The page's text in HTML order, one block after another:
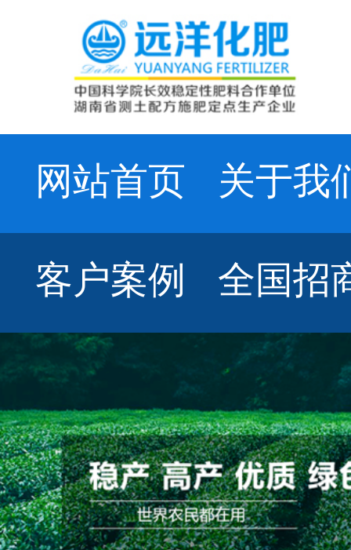
网站首页 关于我
客户案例 全国招